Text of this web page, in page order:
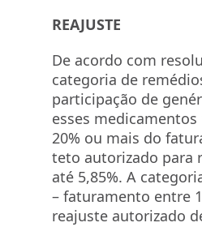
REAJUSTE
De acordo com
categoria de
participação de
esses
20% ou mais do
teto autorizado para
até 5,85%. A
– faturamento entre
reajuste autorizado